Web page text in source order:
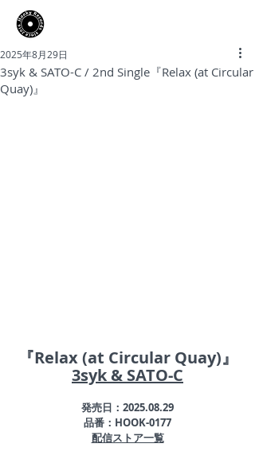
3syk & SATO-C / 2nd Single『Relax (at Circular
Quay)』
2025年8月29日
『Relax (at Circular Quay)』
3syk & SATO-C
発売日：2025.08.29
品番：HOOK-0177
配信ストア一覧